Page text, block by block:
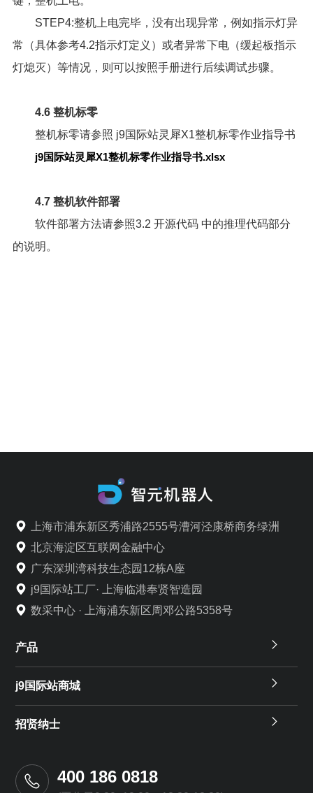
STEP4:整机上电完毕，没有出现异常，例如指示灯异
常（具体参考4.2指示灯定义）或者异常下电（缓起板指示
灯熄灭）等情况，则可以按照手册进行后续调试步骤。
4.6 整机标零
整机标零请参照 j9国际站灵犀X1整机标零作业指导书
j9国际站灵犀X1整机标零作业指导书.xlsx
4.7 整机软件部署
软件部署方法请参照3.2 开源代码中的推理代码部分
的说明。
上海市浦东新区秀浦路2555号漕河泾康桥商务绿洲
北京海淀区互联网金融中心
广东深圳湾科技生态园12栋A座
j9国际站工厂· 上海临港奉贤智造园
数采中心 · 上海浦东新区周邓公路5358号
产品
j9国际站商城
招贤纳士
400 186 0818